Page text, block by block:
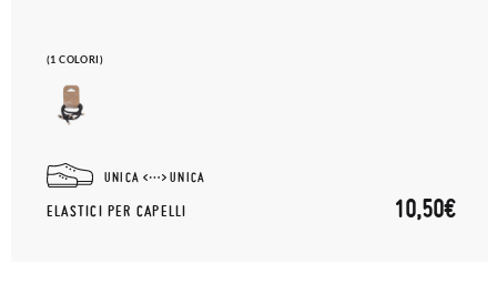
(1 COLORI)
UNICA UNICA
ELASTICI PER CAPELLI 10,50€